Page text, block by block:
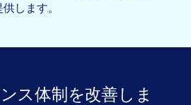
します。
ス体制を改善しま